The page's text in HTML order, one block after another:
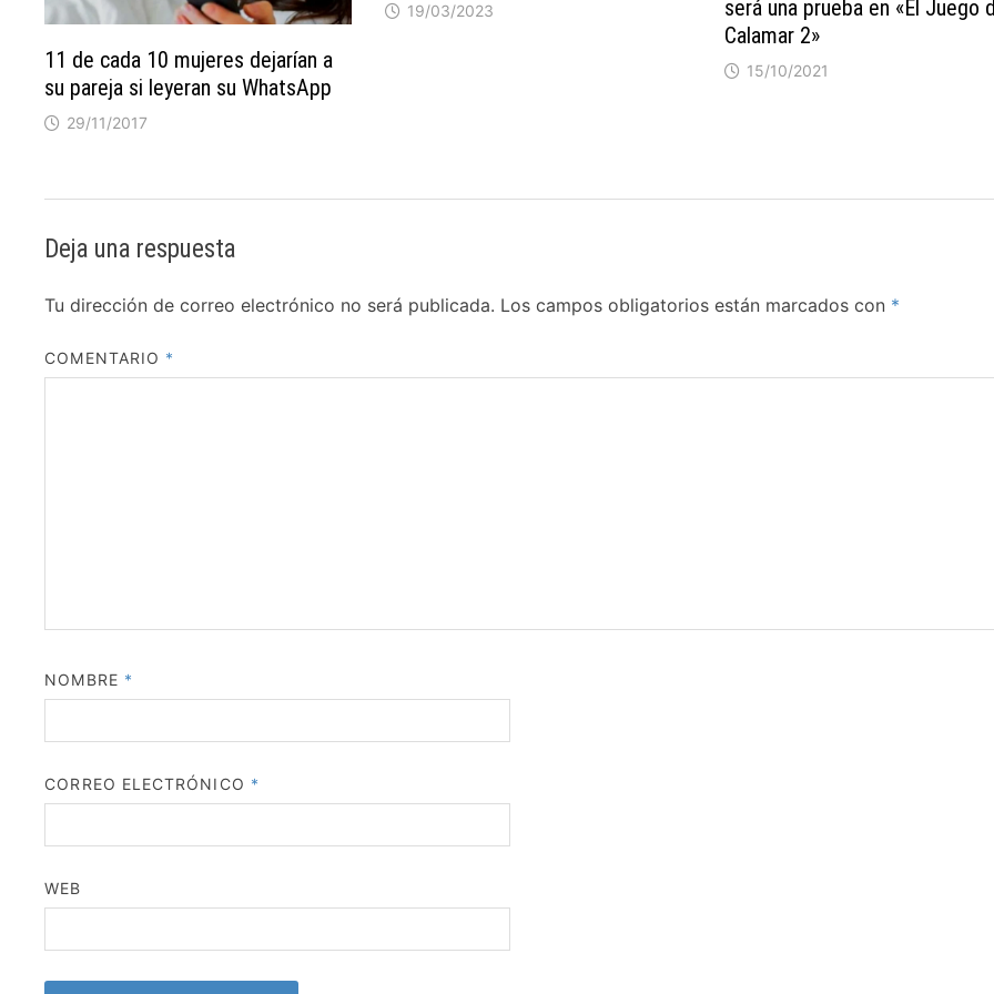
11 de cada 10 mujeres dejarían a
su pareja si leyeran su WhatsApp
29/11/2017
19/03/2023
será una prueba en «El Juego
Calamar 2»
15/10/2021
Deja una respuesta
Tu dirección de correo electrónico no será publicada. Los campos obligatorios están marcados con *
COMENTARIO *
NOMBRE *
CORREO ELECTRÓNICO *
WEB